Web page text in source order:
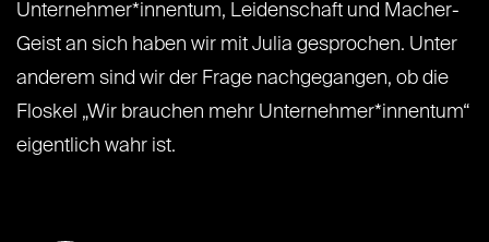
Unternehmer*innentum, Leidenschaft und Macher-
Geist an sich haben wir mit Julia gesprochen. Unter
anderem sind wir der Frage nachgegangen, ob die
Floskel „Wir brauchen mehr Unternehmer*innentum“
eigentlich wahr ist.